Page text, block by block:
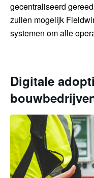
gecentraliseerd
zullen mogelijk
systemen om alle
Digitale